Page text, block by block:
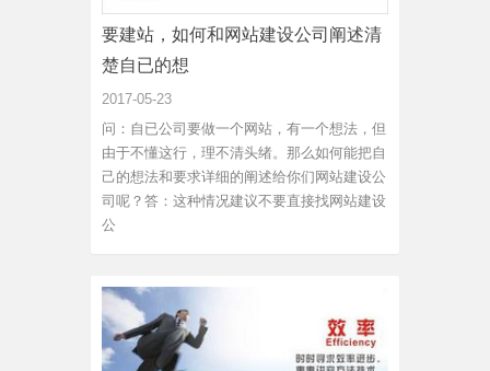
要建站，如何和网站建设公司阐述清
楚自已的想
2017-05-23
问：自已公司要做一个网站，有一个想法，但
由于不懂这行，理不清头绪。那么如何能把自
己的想法和要求详细的阐述给你们网站建设公
司呢？答：这种情况建议不要直接找网站建设
公